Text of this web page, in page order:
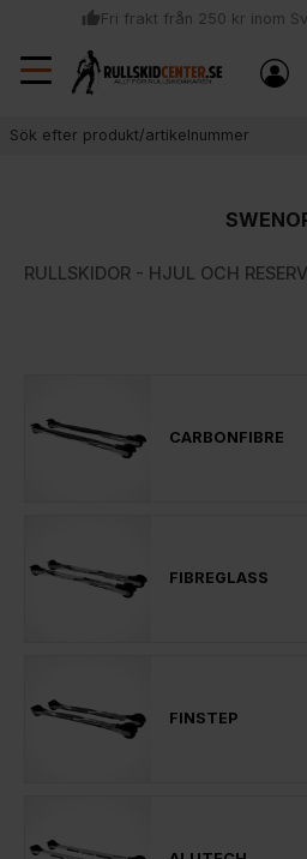
Meny
thumb_upFri frakt från 250 kr inom
local_shipping
Sommar: Beställ innan kl 11:00
samma dag
RULLSKIDOR - HJUL OCH
CARBONFIBRE
FIBREGLASS
FINSTEP